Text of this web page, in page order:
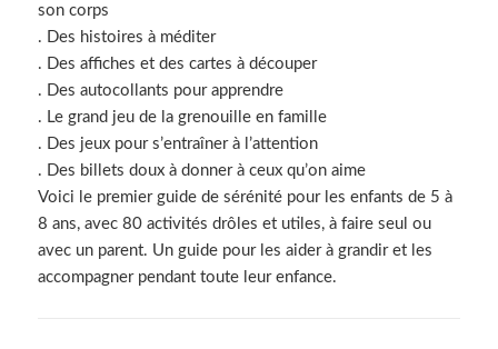
son corps
. Des histoires à méditer
. Des affiches et des cartes à découper
. Des autocollants pour apprendre
. Le grand jeu de la grenouille en famille
. Des jeux pour s’entraîner à l’attention
. Des billets doux à donner à ceux qu’on aime
Voici le premier guide de sérénité pour les enfants de 5 à
8 ans, avec 80 activités drôles et utiles, à faire seul ou
avec un parent. Un guide pour les aider à grandir et les
accompagner pendant toute leur enfance.